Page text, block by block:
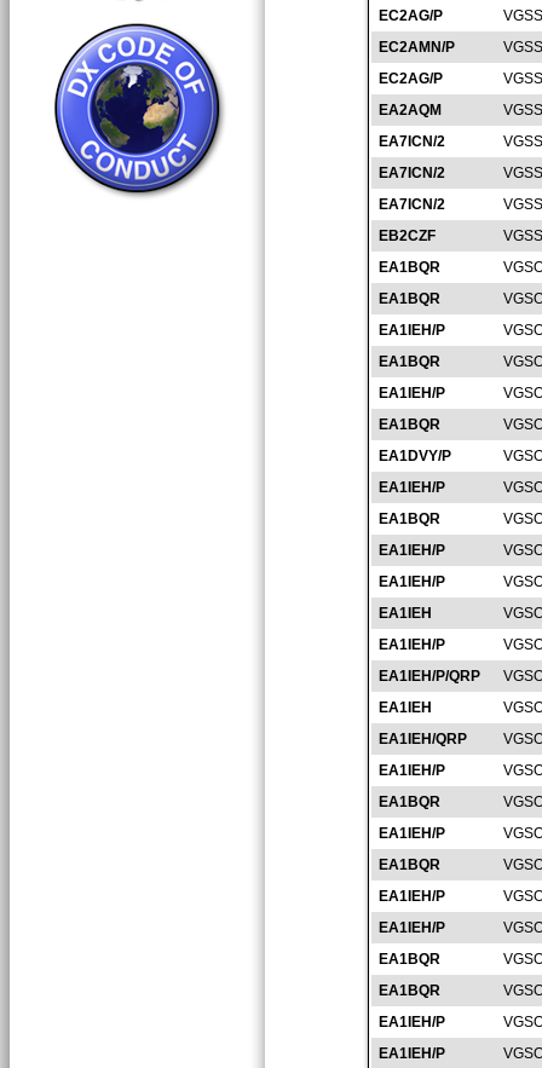
EC2AG/P
EC2AMN/P
EC2AG/P
EA2AQM
EA7ICN/2
EA7ICN/2
EA7ICN/2
EB2CZF
EA1BQR
EA1BQR
EA1IEH/P
EA1BQR
EA1IEH/P
EA1BQR
EA1DVY/P
EA1IEH/P
EA1BQR
EA1IEH/P
EA1IEH/P
EA1IEH
EA1IEH/P
EA1IEH/P/QRP
EA1IEH
EA1IEH/QRP
EA1IEH/P
EA1BQR
EA1IEH/P
EA1BQR
EA1IEH/P
EA1IEH/P
EA1BQR
EA1BQR
EA1IEH/P
EA1IEH/P